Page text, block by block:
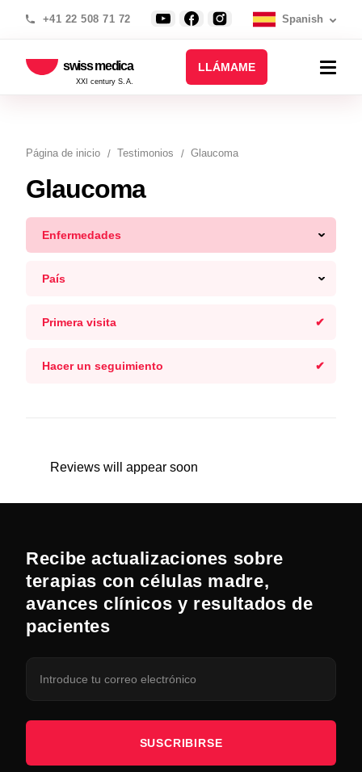
+41 22 508 71 72 Spanish
swiss medica
XXI century S.A.
LLÁMAME
Página de inicio Testimonios Glaucoma
Glaucoma
Enfermedades
País
Primera visita
Hacer un seguimiento
Reviews will appear soon
Recibe actualizaciones sobre
terapias con células madre,
avances clínicos y resultados de
pacientes
SUSCRIBIRSE